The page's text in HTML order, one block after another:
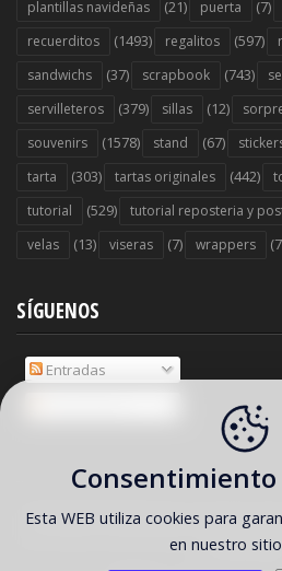
plantillas navideñas (21) puerta (7)
recuerditos (1493) regalitos (597)
sandwichs (37) scrapbook (743)
servilleteros (379) sillas (12)
souvenirs (1578) stand (67)
tarta (303) tartas originales (442)
tutorial (529) tutorial reposteria y
velas (13) viseras (7) wrappers
SÍGUENOS
Entradas
COPYRIGHT ©2026 Ideas y material
Oh My Fiesta!
Consentimiento
Esta WEB utiliza cookies para
en nuestro